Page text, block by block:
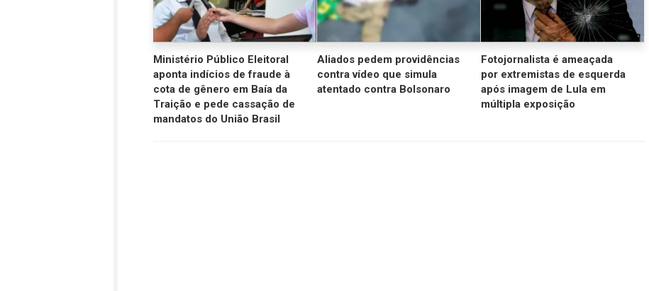
Ministério Público Eleitoral
aponta indícios de fraude à
cota de gênero em Baía da
Traição e pede cassação de
mandatos do União Brasil
Aliados pedem providências
contra vídeo que simula
atentado contra Bolsonaro
Fotojornalista é ameaçada
por extremistas de esquerda
após imagem de Lula em
múltipla exposição